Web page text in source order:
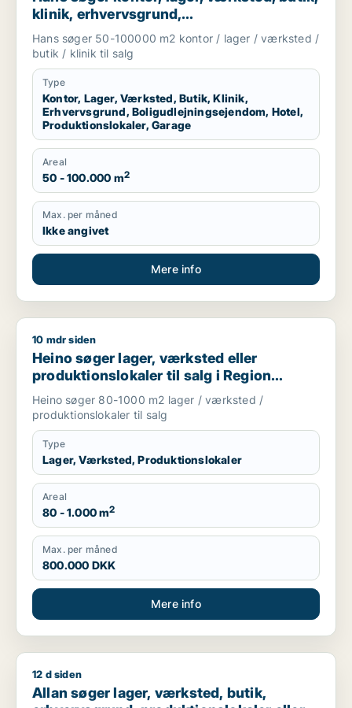
klinik, erhvervsgrund,
boligudlejningsejendom, hotel,
produktionslokaler eller garage til salg i
Region Sjælland
Hans søger 50-100000 m2 kontor / lager / værksted /
butik / klinik til salg
Type
Kontor, Lager, Værksted, Butik, Klinik,
Erhvervsgrund, Boligudlejningsejendom, Hotel,
Produktionslokaler, Garage
Areal
50 - 100.000 m2
Max. per måned
Ikke angivet
Mere info
Heino søger lager, værksted eller produktionslokaler til salg
10 mdr siden
Heino søger lager, værksted eller
produktionslokaler til salg i Region
Sjælland
Heino søger 80-1000 m2 lager / værksted /
produktionslokaler til salg
Type
Lager, Værksted, Produktionslokaler
Areal
80 - 1.000 m2
Max. per måned
800.000 DKK
Mere info
Allan søger lager, værksted, butik, erhvervsgrund,
12 d siden
Allan søger lager, værksted, butik,